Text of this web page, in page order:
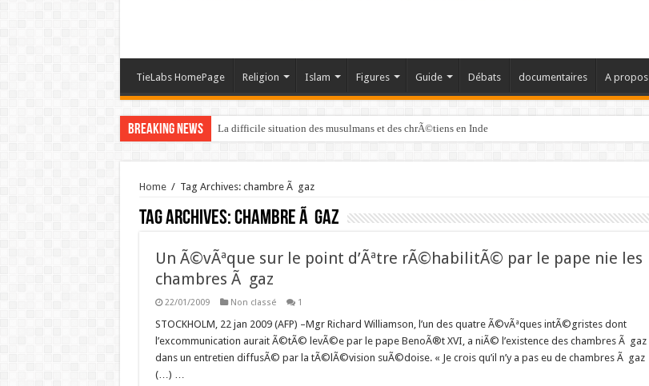
TieLabs HomePage Religion Islam Figures Guide Débats documentaires A propos
Breaking News La difficile situation des musulmans et des chrÃ©tiens en Inde
Home / Tag Archives: chambre Ã gaz
Tag Archives:chambre Ã gaz
Un Ã©vÃªque sur le point d’Ãªtre rÃ©habilitÃ© par le pape nie les
chambres Ã gaz
22/01/2009 Non classé 1
STOCKHOLM, 22 jan 2009 (AFP) –Mgr Richard Williamson, l’un des quatre Ã©vÃªques intÃ©gristes dont
l’excommunication aurait Ã©tÃ© levÃ©e par le pape BenoÃ®t XVI, a niÃ© l’existence des chambres Ã gaz
dans un entretien diffusÃ© par la tÃ©lÃ©vision suÃ©doise. « Je crois qu’il n’y a pas eu de chambres Ã gaz
(…) …